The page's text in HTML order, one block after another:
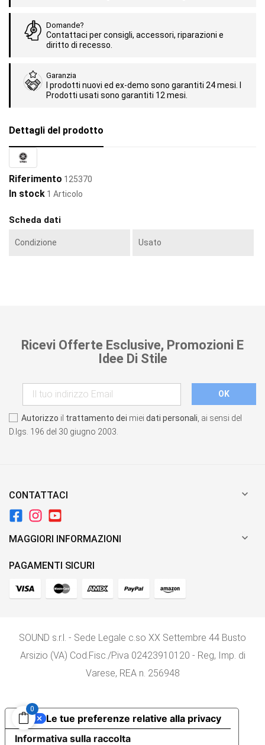
Domande?
Contattaci per consigli, accessori, riparazioni e
diritto di recesso.
Garanzia
I prodotti nuovi ed ex-demo sono garantiti 24 mesi. I
Prodotti usati sono garantiti 12 mesi.
Dettagli del prodotto
Riferimento 125370
In stock 1 Articolo
Scheda dati
Condizione Usato
Ricevi Offerte Esclusive, Promozioni E
Idee Di Stile
Autorizzo il trattamento dei miei dati personali , ai sensi del
D.lgs. 196 del 30 giugno 2003.
CONTATTACI 
MAGGIORI INFORMAZIONI 
PAGAMENTI SICURI
SOUND s.r.l. - Sede Legale c.so XX Settembre 44 Busto
Arsizio (VA) Cod.Fisc./P.iva 02423910120 - Reg, Imp. di
Varese, REA n. 256948
0
Informativa sulla raccolta
Le tue preferenze relative alla privacy